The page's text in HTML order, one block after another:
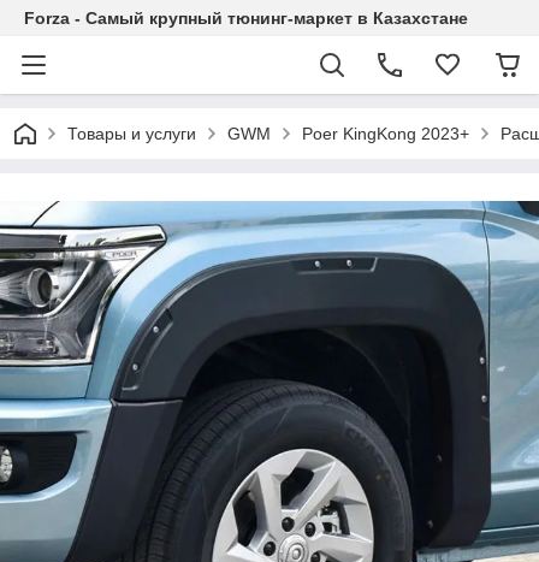
Forza - Самый крупный тюнинг-маркет в Казахстане
Товары и услуги GWM Poer KingKong 2023+